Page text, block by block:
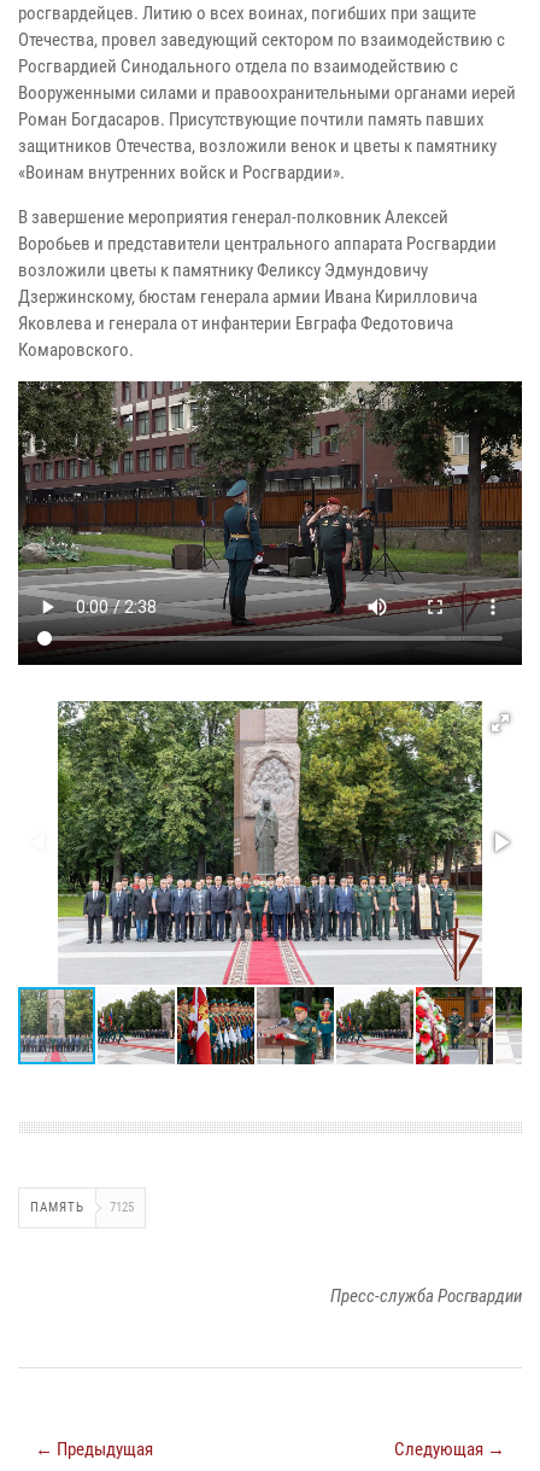
росгвардейцев. Литию о всех воинах, погибших при защите
Отечества, провел заведующий сектором по взаимодействию с
Росгвардией Синодального отдела по взаимодействию с
Вооруженными силами и правоохранительными органами иерей
Роман Богдасаров. Присутствующие почтили память павших
защитников Отечества, возложили венок и цветы к памятнику
«Воинам внутренних войск и Росгвардии».
В завершение мероприятия генерал-полковник Алексей
Воробьев и представители центрального аппарата Росгвардии
возложили цветы к памятнику Феликсу Эдмундовичу
Дзержинскому, бюстам генерала армии Ивана Кирилловича
Яковлева и генерала от инфантерии Евграфа Федотовича
Комаровского.
ПАМЯТЬ 7125
Пресс-служба Росгвардии
← Предыдущая Следующая →